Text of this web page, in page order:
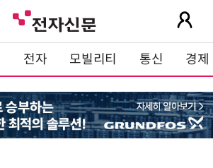
전자 모빌리티 통신 경제